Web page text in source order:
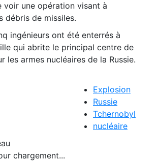
voir une opération visant à
débris de missiles.
ingénieurs ont été enterrés à
qui abrite le principal centre de
les armes nucléaires de la Russie.
Explosion
Russie
Tchernobyl
nucléaire
chargement...